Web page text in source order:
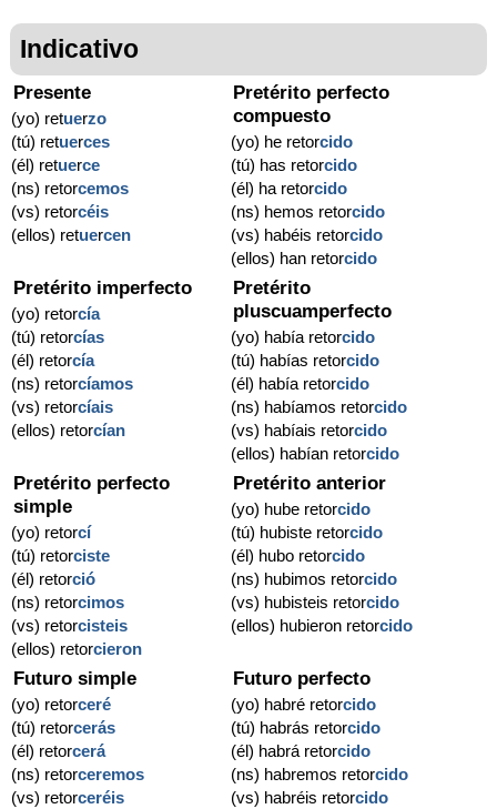
Indicativo
Presente
(yo) retuerzo
(tú) retuerces
(él) retuerce
(ns) retorcemos
(vs) retorcéis
(ellos) retuercen
Pretérito perfecto
compuesto
(yo) he retorcido
(tú) has retorcido
(él) ha retorcido
(ns) hemos retorcido
(vs) habéis retorcido
(ellos) han retorcido
Pretérito imperfecto
(yo) retorcía
(tú) retorcías
(él) retorcía
(ns) retorcíamos
(vs) retorcíais
(ellos) retorcían
Pretérito
pluscuamperfecto
(yo) había retorcido
(tú) habías retorcido
(él) había retorcido
(ns) habíamos retorcido
(vs) habíais retorcido
(ellos) habían retorcido
Pretérito perfecto
simple
(yo) retorcí
(tú) retorciste
(él) retorció
(ns) retorcimos
(vs) retorcisteis
(ellos) retorcieron
Pretérito anterior
(yo) hube retorcido
(tú) hubiste retorcido
(él) hubo retorcido
(ns) hubimos retorcido
(vs) hubisteis retorcido
(ellos) hubieron retorcido
Futuro simple
(yo) retorceré
(tú) retorcerás
(él) retorcerá
(ns) retorceremos
(vs) retorceréis
Futuro perfecto
(yo) habré retorcido
(tú) habrás retorcido
(él) habrá retorcido
(ns) habremos retorcido
(vs) habréis retorcido